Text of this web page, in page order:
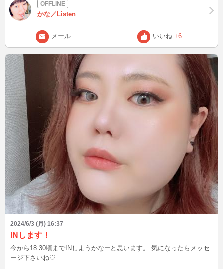
の予定が誤植からボボになったらしい。 「黒い魔神」と呼ばれたレ
スラーで、力道山のライバル ジャイアント馬場、ジャンボ鶴田、ア
ンドレ・ザ・ジャイアントと勝負したことも!! 特にすごいのはこれ↓
アンドレ・ザ・ジャイアント vs ボボ・ブラジル 1979
https://youtu.be/r7lJAvDB92I 当時55歳で、大巨人アンドレと真っ向
やり合ってる！ アンドレは33歳で全盛期、ハンパない‼️ ボボブラジル
って名前だけど、ブラジル人じゃないのね(*_*) ちなみにボボは、九州
の言葉で女性器を指す 当時鹿児島でゴールデンタイム(午後8時頃)に
アナウンサーが名前を言うたび、笑いの渦に包まれたみたい 皆さん
はボボブラジル、ご存知ですか？ この後、22:11 心配な方は傘持参し
ましょう☔️ 【おまけ】 ボボブラジルのものまねで、ほぼブラジルっ
ていうおじさんがいた!!?? どうやら北海道出身らしい 知ってる人い
るかなぁ・・・？ ブログは皆様から頂いたご質問、教えてもらった
こと、盛り上がった話題を発信！ 良いなと思った方は、お気に入り
登録よろしくお願いします(^^) Xもありますので、プロフィールの
「BLOG」からどうぞ♪ こんなファッションして、待ち合わせしてな
ど、リクエストOK☆ 最後まで読んでいただき、ありがとうございま
したm(__)m
かな／Listen
メール いいね +6
2024/6/3 (月) 16:37
INします！
今から18:30頃までINしようかなーと思います。 気になったらメッセ
ージ下さいね♡